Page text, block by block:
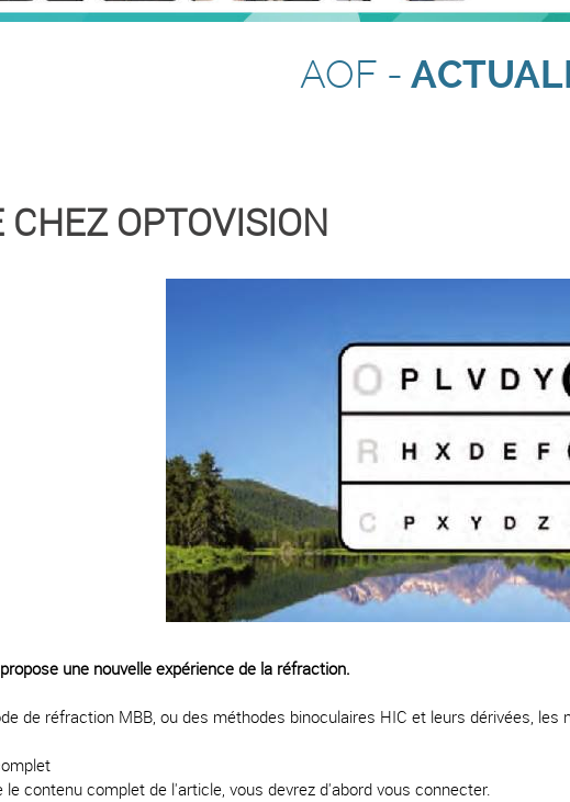
AOF -
CHEZ OPTOVISION
une nouvelle expérience de la réfraction.
de réfraction MBB, ou des méthodes binoculaires HIC et leurs dérivées,
contenu complet de l'article, vous devrez d'abord vous connecter.